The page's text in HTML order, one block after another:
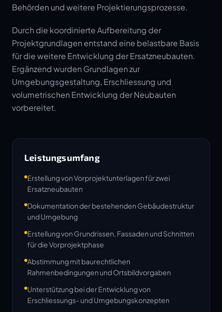
Behörden und weitere Projektierungsprozesse.
Durch die koordinierte Aufbereitung der
Projektgrundlagen entstand eine belastbare Basis
für die weitere Entwicklung der Ersatzneubauten.
Ergänzend wurden Grundlagen zur
Umgebungsgestaltung, Erschliessung und
volumetrischen Entwicklung der Neubauten
vorbereitet.
Leistungsumfang
Erstellung von Vorprojektunterlagen für zwei
Ersatzneubauten
Dokumentation der bestehenden Gebäudestruktur
und Umgebung
Erstellung von Grundrissen, Fassaden und Schnitten
für die Vorprojektphase
Abstimmung mit baurechtlichen
Rahmenbedingungen und Ortsbildvorgaben
Unterstützung bei der Entwicklung von
Erschliessungs- und Umgebungskonzepten